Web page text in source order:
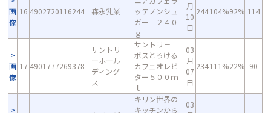
画
像
16 4902720116244 森永乳業
ッテノンシュ
ガー ２４０
ｇ
月
10
日
244104%92% 114
画
像
17 4901777269378
サントリ
ーホール
ディング
ス
サントリ－
ボスとろける
カフェオレビ
ター５００ｍ
ｌ
03
月
07
日
234111%22% 90
キリン世界の
キッチンから
03